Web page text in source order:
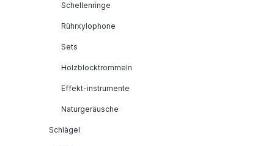
Schellenringe
Rührxylophone
Sets
Holzblocktrommeln
Effekt-instrumente
Naturgeräusche
Schlägel